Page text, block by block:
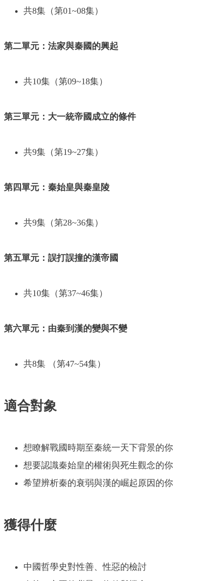
共8集（第01~08集）
第二單元：法家與秦國的興起
共10集（第09~18集）
第三單元：大一統帝國成立的條件
共9集（第19~27集）
第四單元：秦始皇與秦皇陵
共9集（第28~36集）
第五單元：誤打誤撞的漢帝國
共10集（第37~46集）
第六單元：由秦到漢的變與不變
共8集 （第47~54集）
適合對象
想瞭解戰國時期至秦統一天下背景的你
想要認識秦始皇的權術與死生觀念的你
希望辨析秦的衰弱與漢的崛起原因的你
獲得什麼
中國哲學史對性善、性惡的檢討